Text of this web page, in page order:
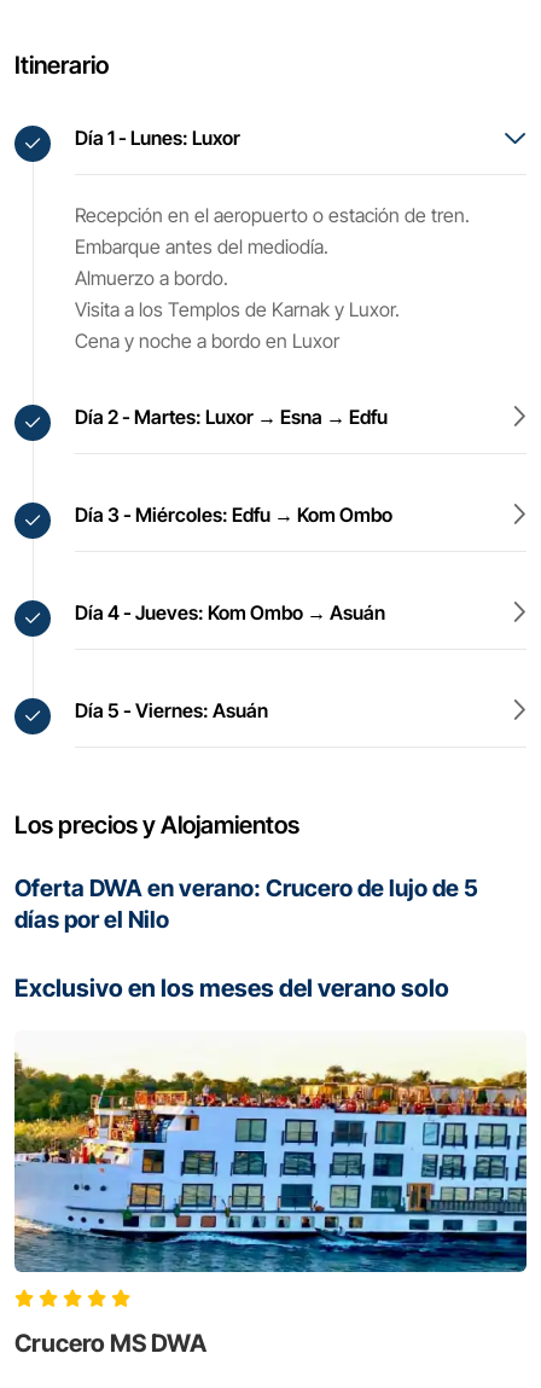
Itinerario
Día 1 - Lunes: Luxor
Recepción en el aeropuerto o estación de tren.
Embarque antes del mediodía.
Almuerzo a bordo.
Visita a los Templos de Karnak y Luxor.
Cena y noche a bordo en Luxor
Día 2 - Martes: Luxor → Esna → Edfu
Día 3 - Miércoles: Edfu → Kom Ombo
Día 4 - Jueves: Kom Ombo → Asuán
Día 5 - Viernes: Asuán
Los precios y Alojamientos
Oferta DWA en verano: Crucero de lujo de 5
días por el Nilo
Exclusivo en los meses del verano solo
Crucero MS DWA